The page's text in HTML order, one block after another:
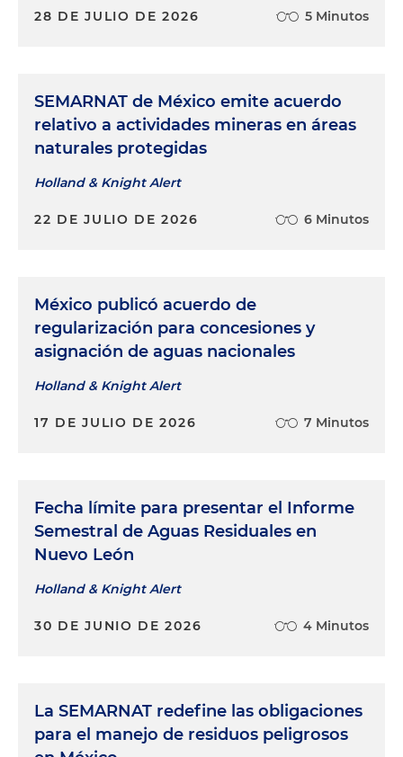
28 DE JULIO DE 2026 5 Minutos
SEMARNAT de México emite acuerdo
relativo a actividades mineras en áreas
naturales protegidas
Holland & Knight Alert
22 DE JULIO DE 2026 6 Minutos
México publicó acuerdo de
regularización para concesiones y
asignación de aguas nacionales
Holland & Knight Alert
17 DE JULIO DE 2026 7 Minutos
Fecha límite para presentar el Informe
Semestral de Aguas Residuales en
Nuevo León
Holland & Knight Alert
30 DE JUNIO DE 2026 4 Minutos
La SEMARNAT redefine las obligaciones
para el manejo de residuos peligrosos